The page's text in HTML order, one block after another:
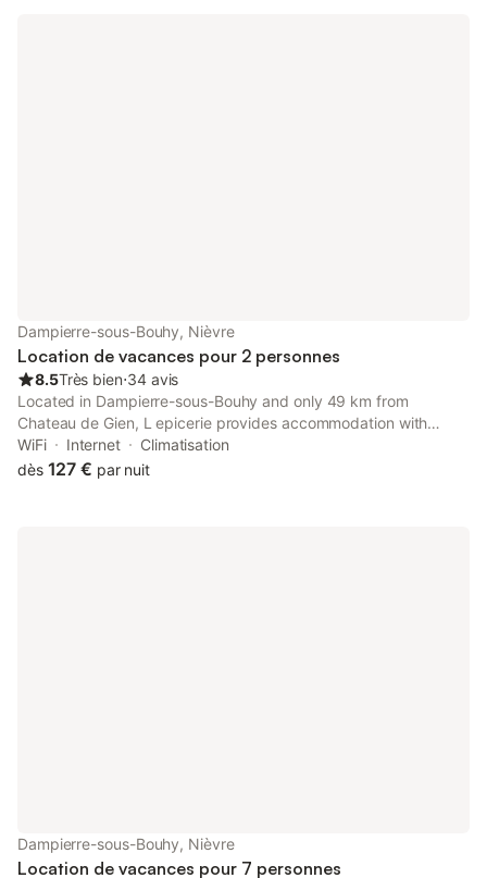
Dampierre-sous-Bouhy, Nièvre
Location de vacances pour 2 personnes
8.5Très bien⋅34 avis
Located in Dampierre-sous-Bouhy and only 49 km from
Chateau de Gien, L epicerie provides accommodation with
garden views, free WiFi and free private parking. This holiday
home is 11 km from Guedelon Medieval Site and 34 km from
WiFi Internet
Climatisation
dès 127 € par nuit
Dampierre-sous-Bouhy, Nièvre
Location de vacances pour 7 personnes